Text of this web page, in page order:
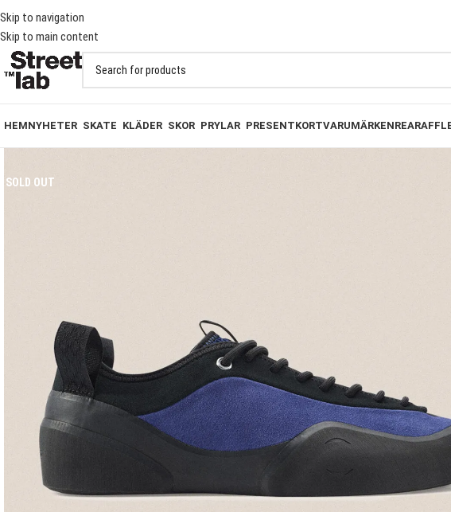
Skip to navigation
Skip to main content
BESTÄLLNINGAR ÖVER 1000KR
HEMNYHETER SKATE KLÄDER SKOR PRYLAR PRESENTKORTVARUMÄRKENREA
SOLD OUT